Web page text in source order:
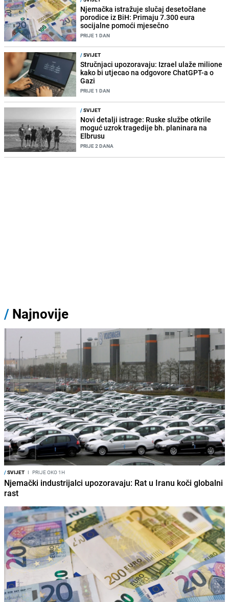
Njemačka istražuje slučaj desetočlane
porodice iz BiH: Primaju 7.300 eura
socijalne pomoći mjesečno
PRIJE 1 DAN
/SVIJET
Stručnjaci upozoravaju: Izrael ulaže milione
kako bi utjecao na odgovore ChatGPT-a o
Gazi
PRIJE 1 DAN
/SVIJET
Novi detalji istrage: Ruske službe otkrile
moguć uzrok tragedije bh. planinara na
Elbrusu
PRIJE 2 DANA
/ Najnovije
/SVIJET I PRIJE OKO 1H
Njemački industrijalci upozoravaju: Rat u Iranu koči globalni
rast